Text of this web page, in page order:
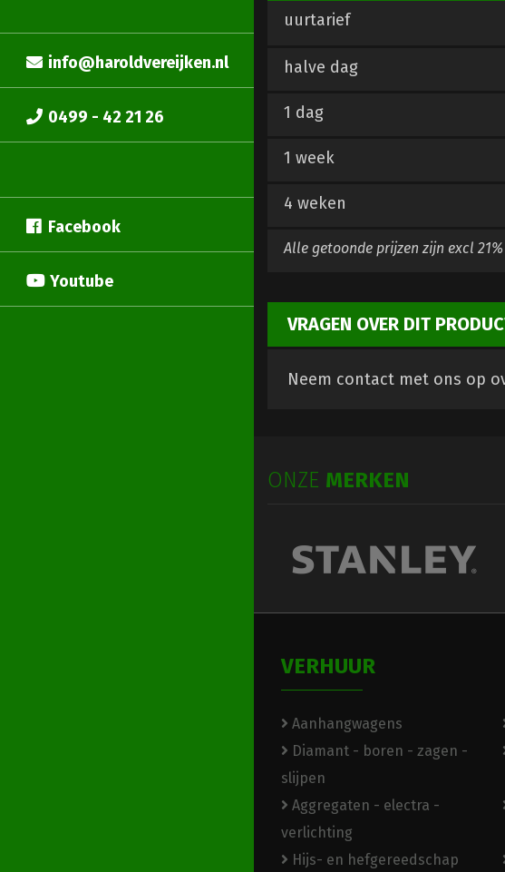
info@haroldvereijken.nl
0499 - 42 21 26
Facebook
Youtube
uurtarief
halve dag
1 dag
1 week
4 weken
Alle getoonde prijzen zijn excl
VRAGEN OVER DIT
Neem contact met ons op
ONZE MERKEN
VERHUUR
Aanhangwagens
Diamant - boren - zagen -
slijpen
Aggregaten - electra -
verlichting
Hijs- en hefgereedschap